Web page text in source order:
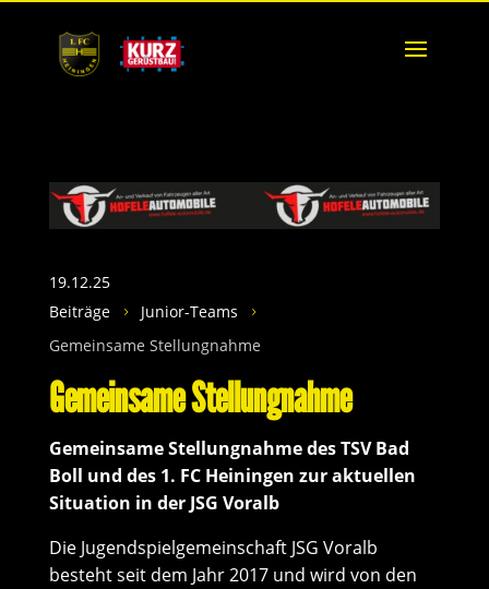
19.12.25
Beiträge
5 Junior-Teams 5
Gemeinsame Stellungnahme
Gemeinsame Stellungnahme
Gemeinsame Stellungnahme des TSV Bad
Boll und des 1. FC Heiningen zur aktuellen
Situation in der JSG Voralb
Die Jugendspielgemeinschaft JSG Voralb
besteht seit dem Jahr 2017 und wird von den